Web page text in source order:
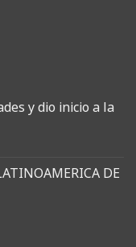
y dio inicio a la
DE